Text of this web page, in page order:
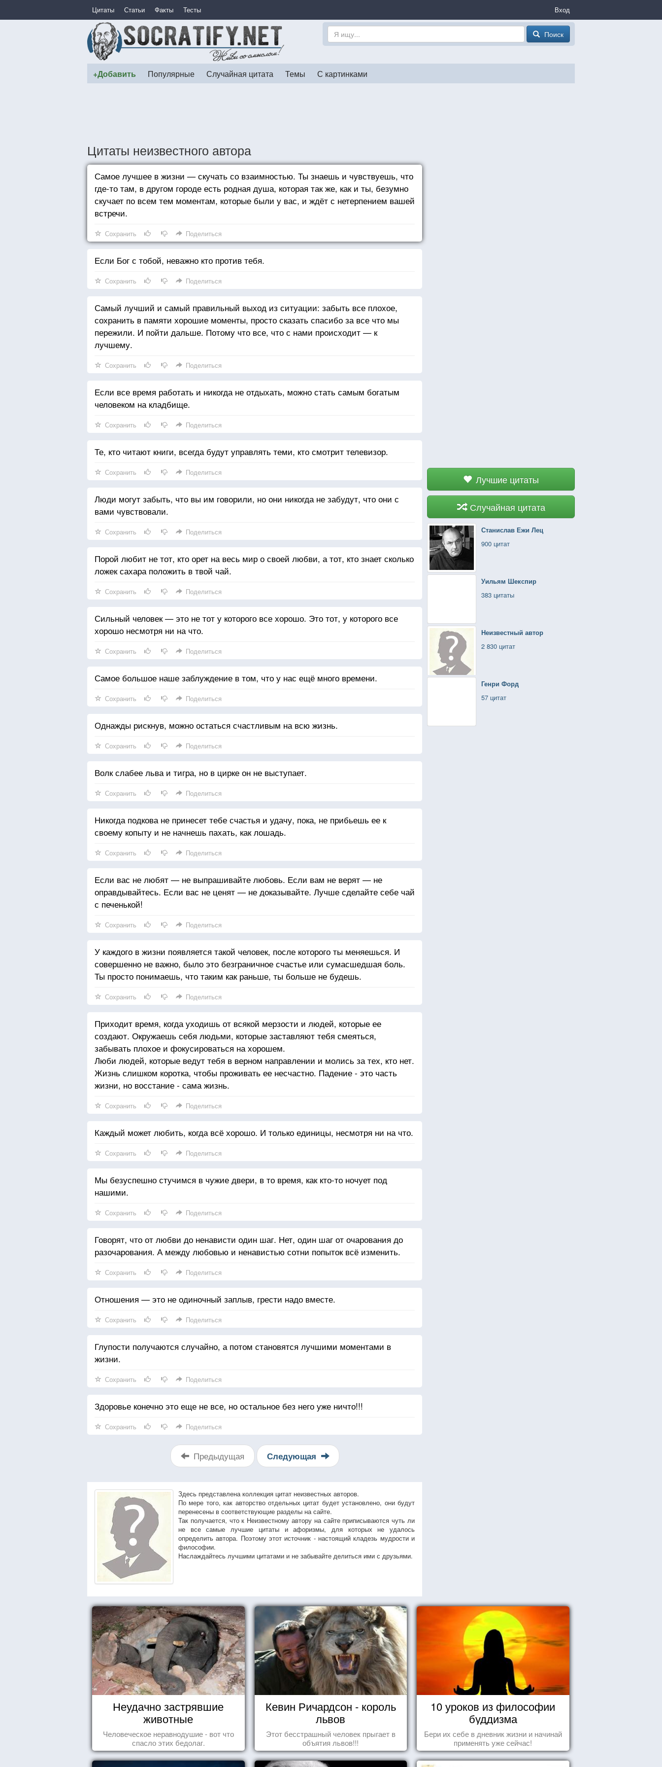
Цитаты Статьи Факты Тесты Вход
Поиск
+Добавить Популярные Случайная цитата Темы С картинками
Цитаты неизвестного автора
Лучшие цитаты
Случайная цитата
Станислав Ежи Лец
900 цитат
Уильям Шекспир
383 цитаты
Неизвестный автор
2 830 цитат
Генри Форд
57 цитат
Самое лучшее в жизни — скучать со взаимностью. Ты знаешь и чувствуешь, что
где-то там, в другом городе есть родная душа, которая так же, как и ты, безумно
скучает по всем тем моментам, которые были у вас, и ждёт с нетерпением вашей
встречи.
Сохранить Поделиться
Если Бог с тобой, неважно кто против тебя.
Сохранить Поделиться
Самый лучший и самый правильный выход из ситуации: забыть все плохое,
сохранить в памяти хорошие моменты, просто сказать спасибо за все что мы
пережили. И пойти дальше. Потому что все, что с нами происходит — к
лучшему.
Сохранить Поделиться
Если все время работать и никогда не отдыхать, можно стать самым богатым
человеком на кладбище.
Сохранить Поделиться
Те, кто читают книги, всегда будут управлять теми, кто смотрит телевизор.
Сохранить Поделиться
Люди могут забыть, что вы им говорили, но они никогда не забудут, что они с
вами чувствовали.
Сохранить Поделиться
Порой любит не тот, кто орет на весь мир о своей любви, а тот, кто знает сколько
ложек сахара положить в твой чай.
Сохранить Поделиться
Сильный человек — это не тот у которого все хорошо. Это тот, у которого все
хорошо несмотря ни на что.
Сохранить Поделиться
Самое большое наше заблуждение в том, что у нас ещё много времени.
Сохранить Поделиться
Однажды рискнув, можно остаться счастливым на всю жизнь.
Сохранить Поделиться
Волк слабее льва и тигра, но в цирке он не выступает.
Сохранить Поделиться
Никогда подкова не принесет тебе счастья и удачу, пока, не прибьешь ее к
своему копыту и не начнешь пахать, как лошадь.
Сохранить Поделиться
Если вас не любят — не выпрашивайте любовь. Если вам не верят — не
оправдывайтесь. Если вас не ценят — не доказывайте. Лучше сделайте себе чай
с печенькой!
Сохранить Поделиться
У каждого в жизни появляется такой человек, после которого ты меняешься. И
совершенно не важно, было это безграничное счастье или сумасшедшая боль.
Ты просто понимаешь, что таким как раньше, ты больше не будешь.
Сохранить Поделиться
Приходит время, когда уходишь от всякой мерзости и людей, которые ее
создают. Окружаешь себя людьми, которые заставляют тебя смеяться,
забывать плохое и фокусироваться на хорошем.
Люби людей, которые ведут тебя в верном направлении и молись за тех, кто нет.
Жизнь слишком коротка, чтобы проживать ее несчастно. Падение - это часть
жизни, но восстание - сама жизнь.
Сохранить Поделиться
Каждый может любить, когда всё хорошо. И только единицы, несмотря ни на что.
Сохранить Поделиться
Мы безуспешно стучимся в чужие двери, в то время, как кто-то ночует под
нашими.
Сохранить Поделиться
Говорят, что от любви до ненависти один шаг. Нет, один шаг от очарования до
разочарования. А между любовью и ненавистью сотни попыток всё изменить.
Сохранить Поделиться
Отношения — это не одиночный заплыв, грести надо вместе.
Сохранить Поделиться
Глупости получаются случайно, а потом становятся лучшими моментами в
жизни.
Сохранить Поделиться
Здоровье конечно это еще не все, но остальное без него уже ничто!!!
Сохранить Поделиться
Предыдущая Следующая
Здесь представлена коллекция цитат неизвестных авторов.
По мере того, как авторство отдельных цитат будет установлено, они будут
перенесены в соответствующие разделы на сайте.
Так получается, что к Неизвестному автору на сайте приписываются чуть ли
не все самые лучшие цитаты и афоризмы, для которых не удалось
определить автора. Поэтому этот источник - настоящий кладезь мудрости и
философии.
Наслаждайтесь лучшими цитатами и не забывайте делиться ими с друзьями.
Неудачно застрявшие
животные
Человеческое неравнодушие - вот что
спасло этих бедолаг.
Кевин Ричардсон - король
львов
Этот бесстрашный человек прыгает в
объятия львов!!!
10 уроков из философии
буддизма
Бери их себе в дневник жизни и начинай
применять уже сейчас!